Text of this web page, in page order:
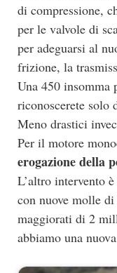
di compressione,
per le valvole di
per adeguarsi al
frizione, la
Una 450 insomma
riconoscerete solo
Meno drastici
Per il motore
erogazione della
L’altro intervento
con nuove molle
maggiorati di 2
abbiamo una